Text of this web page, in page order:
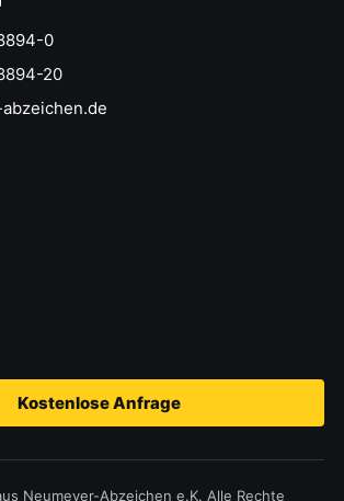
0
20
Kostenlose Anfrage
Neumeyer-Abzeichen e.K. Alle Rechte